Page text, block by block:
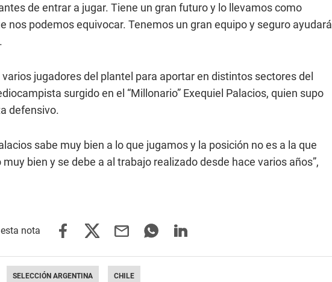
de entrar a jugar. Tiene un gran futuro y lo llevamos como
nos podemos equivocar. Tenemos un gran equipo y seguro ayudará
jugadores del plantel para aportar en distintos sectores del
surgido en el “Millonario” Exequiel Palacios, quien supo
defensivo.
sabe muy bien a lo que jugamos y la posición no es a la que
bien y se debe a al trabajo realizado desde hace varios años”,
SELECCIÓN ARGENTINA CHILE